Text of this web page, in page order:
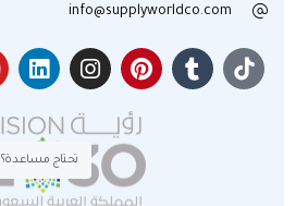
info@supplyworldco.com
تحتاج مساعدة؟